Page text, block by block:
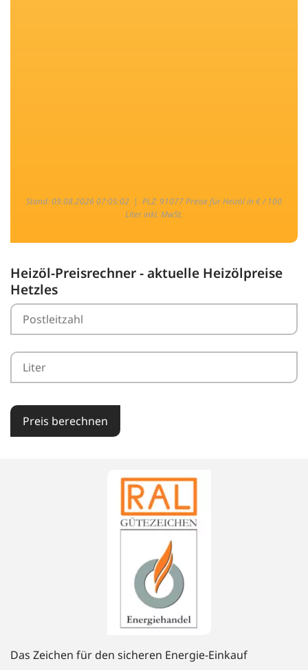
Stand: 09.08.2026 07:05:02 | PLZ: 91077 Preise für Heizöl in € / 100
Liter inkl. MwSt.
Heizöl-Preisrechner - aktuelle Heizölpreise
Hetzles
Preis berechnen
Das Zeichen für den sicheren Energie-Einkauf